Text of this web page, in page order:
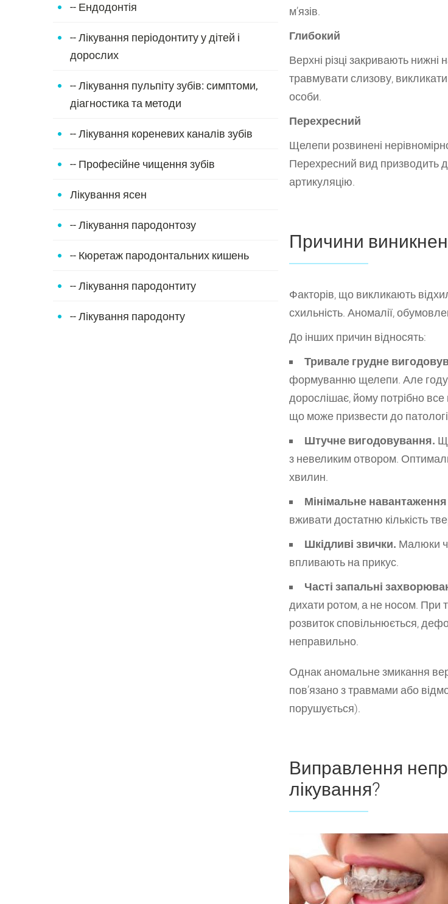
-- Ендодонтія
-- Лікування періодонтиту у дітей і
дорослих
-- Лікування пульпіту зубів: симптоми,
діагностика та методи
-- Лікування кореневих каналів зубів
-- Професійне чищення зубів
Лікування ясен
-- Лікування пародонтозу
-- Кюретаж пародонтальних кишень
-- Лікування пародонтиту
-- Лікування пародонту
м’язів.
Глибокий
Верхні різці закривають
травмувати слизову,
особи.
Перехресний
Щелепи розвинені
Перехресний вид призводить
артикуляцію.
Причини
Факторів, що викликають
схильність. Аномалії,
До інших причин відносять:
Тривале грудне
формуванню щелепи. Але
дорослішає, йому потрібно
що може призвести до
Штучне вигодовування.
з невеликим отвором.
хвилин.
Мінімальне
вживати достатню кількість
Шкідливі звички. Малюки
впливають на прикус.
Часті запальні
дихати ротом, а не носом. При
розвиток сповільнюється,
неправильно.
Однак аномальне змикання
пов’язано з травмами або
порушується).
Виправлення
лікування?